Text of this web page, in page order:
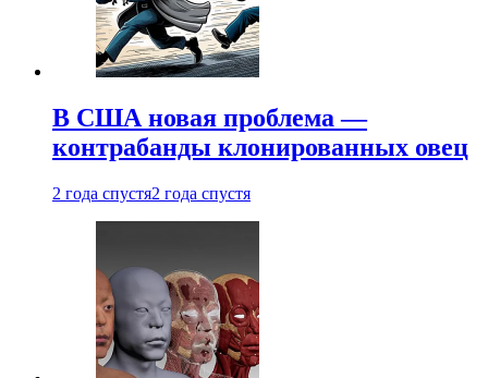
В США новая проблема —
контрабанды клонированных овец
2 года спустя2 года спустя